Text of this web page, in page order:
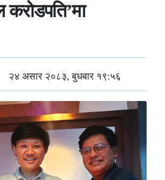
करोडपति’मा
२४ असार २०८३, बुधबार १९:५६